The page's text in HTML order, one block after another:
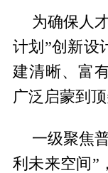
为确保人
计划”创新设
建清晰、富
广泛启蒙到
一级聚焦
利未来空间”